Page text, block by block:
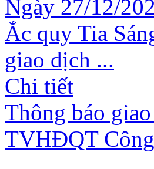
Ngày 27/12/
Ắc quy Tia
giao dịch ...
Chi tiết
Thông báo
TVHĐQT